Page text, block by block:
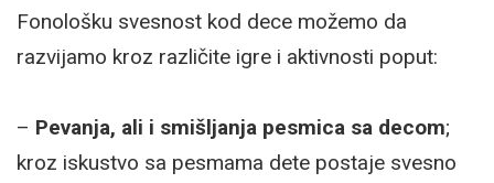
Fonološku svesnost kod dece možemo da
razvijamo kroz različite igre i aktivnosti poput:
– Pevanja, ali i smišljanja pesmica sa decom;
kroz iskustvo sa pesmama dete postaje svesno